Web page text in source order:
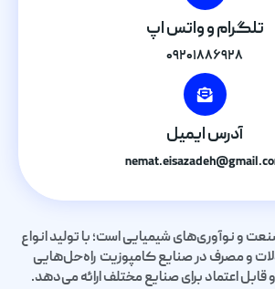
تلگرام و واتس اپ
۰۹۲۰۱۸۸۶۹۲۸
آدرس ایمیل
و نوآوری‌های شیمیایی است؛ با تولید انواع
و مصرف در صنایع کامپوزیت راه‌حل‌هایی
اعتماد برای صنایع مختلف ارائه می‌دهد.